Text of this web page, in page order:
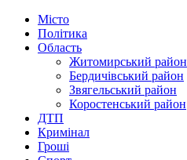
Місто
Політика
Область
Житомирський район
Бердичівський район
Звягельський район
Коростенський район
ДТП
Кримінал
Гроші